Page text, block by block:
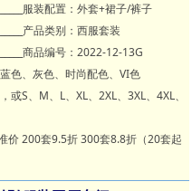
服装配置：外套+裙子/裤子
产品类别：西服套装
商品编号：2022-12-13G
色、灰色、时尚配色、VI色
或S、M、L、XL、2XL、3XL、4XL、
价 200套9.5折 300套8.8折（20套起